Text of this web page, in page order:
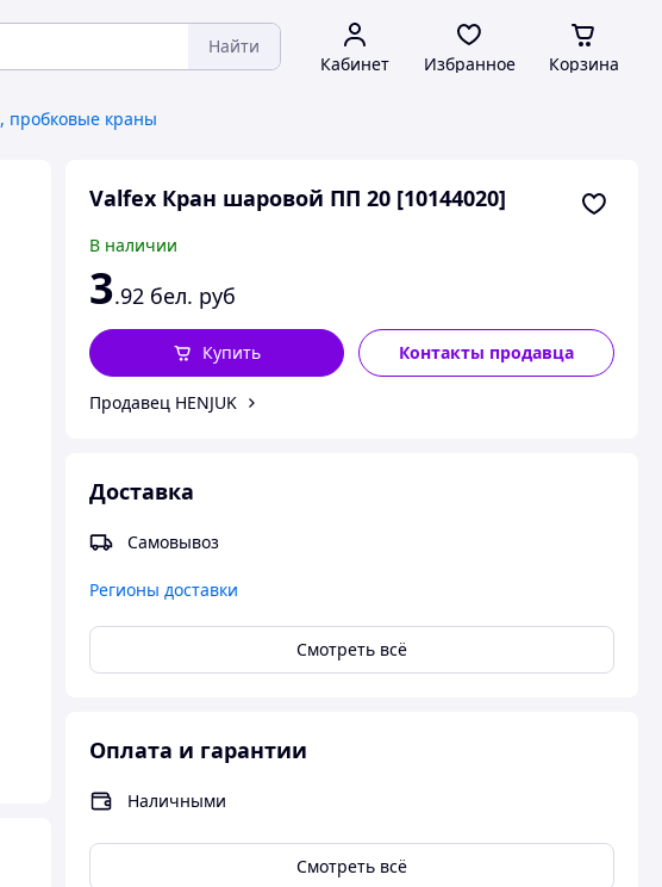
Найти
Кабинет Избранное Корзина
краны
Valfex Кран шаровой ПП 20 [10144020]
В наличии
3.92 бел. руб
Контакты продавца
Купить
Продавец HENJUK
Доставка
Самовывоз
Регионы доставки
Смотреть всё
Оплата и гарантии
Наличными
Смотреть всё